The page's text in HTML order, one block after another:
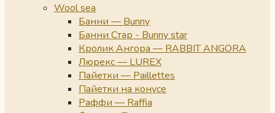
Wool sea
Банни — Bunny
Банни Стар - Bunny star
Кролик Ангора — RABBIT ANGORA
Люрекс — LUREX
Пайетки — Paillettes
Пайетки на конусе
Раффи — Raffia